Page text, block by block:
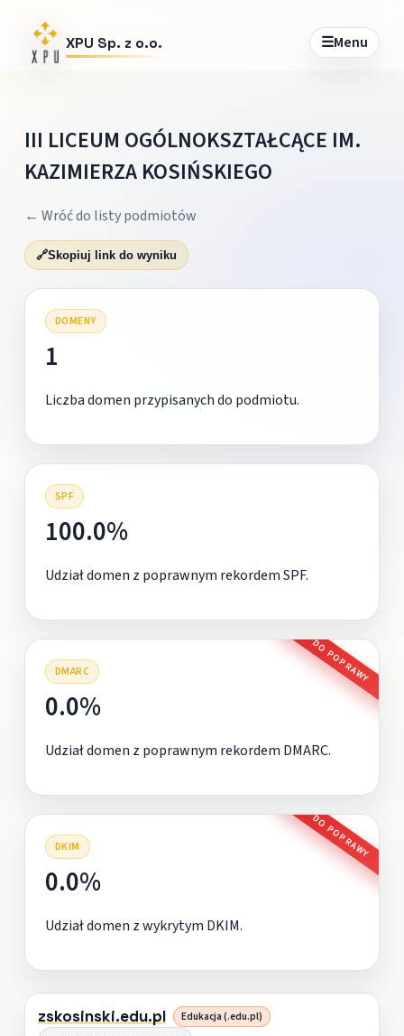
XPU Sp. z o.o. ☰Menu
III LICEUM OGÓLNOKSZTAŁCĄCE IM.
KAZIMIERZA KOSIŃSKIEGO
← Wróć do listy podmiotów
🔗Skopiuj link do wyniku
DOMENY
1
Liczba domen przypisanych do podmiotu.
SPF
100.0%
Udział domen z poprawnym rekordem SPF.
DMARC DO POPRAWY
0.0%
Udział domen z poprawnym rekordem DMARC.
DKIM DO POPRAWY
0.0%
Udział domen z wykrytym DKIM.
zskosinski.edu.pl Edukacja (.edu.pl)